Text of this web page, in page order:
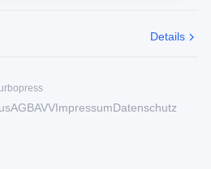
Details
AGBAVVImpressumDatenschutz